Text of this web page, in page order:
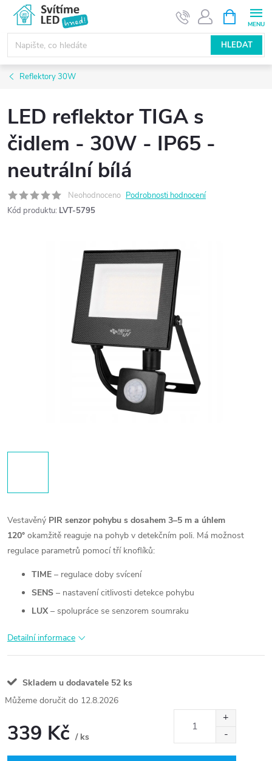
obsah
HLEDAT
NÁKUPNÍ
KOŠÍK
Reflektory 30W
LED reflektor TIGA s
čidlem - 30W - IP65 -
neutrální bílá
Neohodnoceno Podrobnosti hodnocení
Kód produktu: LVT-5795
Vestavěný PIR senzor pohybu s dosahem 3–5 m a úhlem
120° okamžitě reaguje na pohyb v detekčním poli. Má možnost
regulace parametrů pomocí tří knoflíků:
TIME – regulace doby svícení
SENS – nastavení citlivosti detekce pohybu
LUX – spolupráce se senzorem soumraku
Detailní informace
Skladem u dodavatele 52 ks
12.8.2026
339 Kč / ks